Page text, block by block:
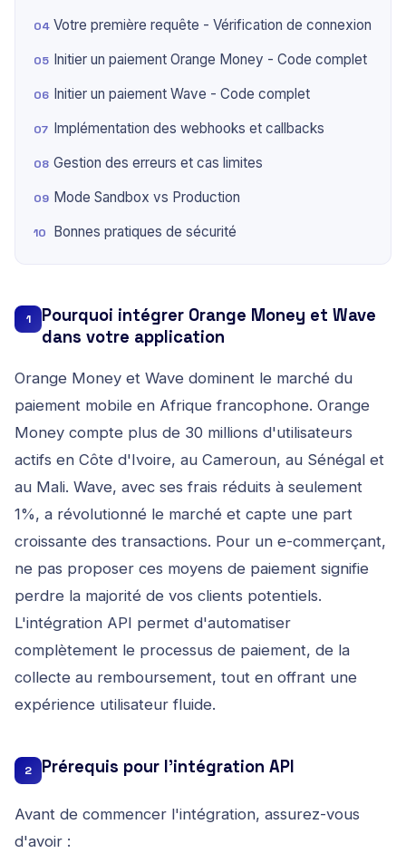
Votre première requête - Vérification de connexion
Initier un paiement Orange Money - Code complet
Initier un paiement Wave - Code complet
Implémentation des webhooks et callbacks
Gestion des erreurs et cas limites
Mode Sandbox vs Production
Bonnes pratiques de sécurité
1
Pourquoi intégrer Orange Money et Wave
dans votre application
Orange Money et Wave dominent le marché du
paiement mobile en Afrique francophone. Orange
Money compte plus de 30 millions d'utilisateurs
actifs en Côte d'Ivoire, au Cameroun, au Sénégal et
au Mali. Wave, avec ses frais réduits à seulement
1%, a révolutionné le marché et capte une part
croissante des transactions. Pour un e-commerçant,
ne pas proposer ces moyens de paiement signifie
perdre la majorité de vos clients potentiels.
L'intégration API permet d'automatiser
complètement le processus de paiement, de la
collecte au remboursement, tout en offrant une
expérience utilisateur fluide.
2 Prérequis pour l'intégration API
Avant de commencer l'intégration, assurez-vous
d'avoir :